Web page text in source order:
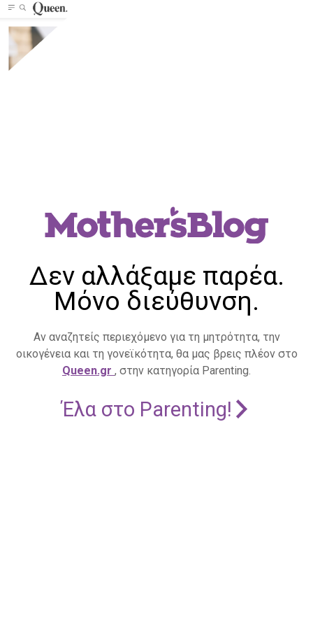
Δεν αλλάξαμε παρέα.
Μόνο διεύθυνση.
Αν αναζητείς περιεχόμενο για τη μητρότητα, την
οικογένεια και τη γονεϊκότητα, θα μας βρεις πλέον στο
Queen.gr , στην κατηγορία Parenting.
Έλα στο Parenting!